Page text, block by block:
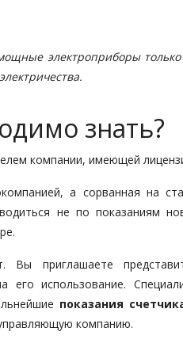
электроприборы
знать?
компании, имеющей
а сорванная на
не по показаниям
Вы приглашаете
использование.
показания
компанию.